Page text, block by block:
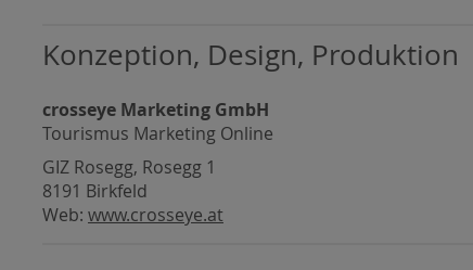
Konzeption, Design, Produktion
crosseye Marketing GmbH
Tourismus Marketing Online
GIZ Rosegg, Rosegg 1
8191 Birkfeld
Web: www.crosseye.at